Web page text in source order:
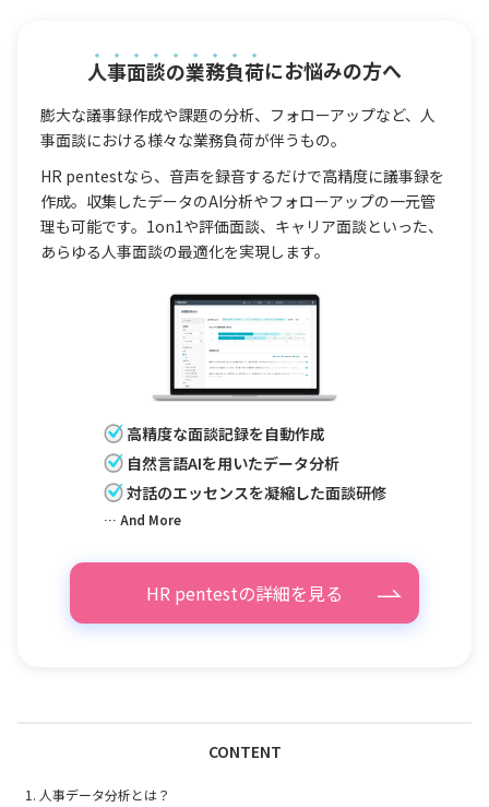
人事面談の業務負荷にお悩みの方へ
膨大な議事録作成や課題の分析、フォローアップなど、人
事面談における様々な業務負荷が伴うもの。
HR pentestなら、音声を録音するだけで高精度に議事録を
作成。収集したデータのAI分析やフォローアップの一元管
理も可能です。1on1や評価面談、キャリア面談といった、
あらゆる人事面談の最適化を実現します。
高精度な面談記録を自動作成
自然言語AIを用いたデータ分析
対話のエッセンスを凝縮した面談研修
… And More
HR pentestの詳細を見る
CONTENT
人事データ分析とは？